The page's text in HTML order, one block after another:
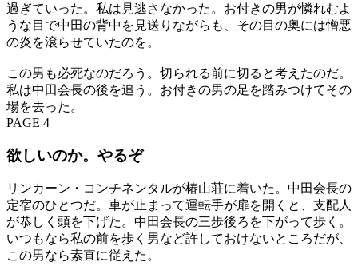
過ぎていった。私は見逃さなかった。お付きの男が憐れむよ
うな目で中田の背中を見送りながらも、その目の奥には憎悪
の炎を滾らせていたのを。
この男も必死なのだろう。切られる前に切ると考えたのだ。
私は中田会長の後を追う。お付きの男の足を踏みつけてその
場を去った。
PAGE 4
欲しいのか。やるぞ
リンカーン・コンチネンタルが椿山荘に着いた。中田会長の
定宿のひとつだ。車が止まって運転手が扉を開くと、支配人
が恭しく頭を下げた。中田会長の三歩後ろを下がって歩く。
いつもなら私の前を歩く男など許しておけないところだが、
この男なら素直に従えた。